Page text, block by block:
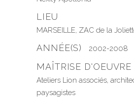
LIEU
MARSEILLE, ZAC de la
ANNÉE(S) 2002-2008
MAÎTRISE D'OEUVRE
Ateliers Lion associés,
paysagistes